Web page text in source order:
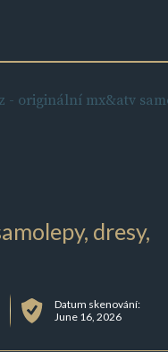
- originální mx&atv
dresy,
Datum skenování:
June 16, 2026